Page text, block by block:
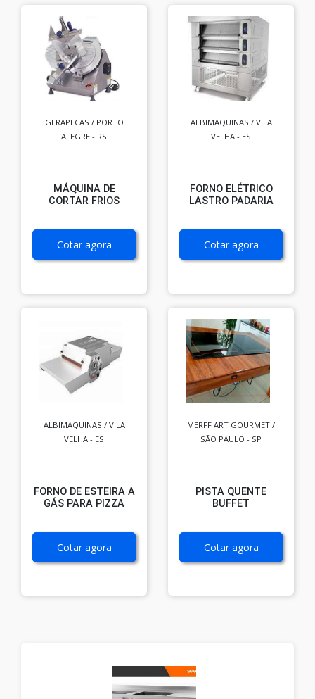
GERAPECAS / PORTO
ALEGRE - RS
MÁQUINA DE
CORTAR FRIOS
Cotar agora
ALBIMAQUINAS / VILA
VELHA - ES
FORNO ELÉTRICO
LASTRO PADARIA
Cotar agora
ALBIMAQUINAS / VILA
VELHA - ES
FORNO DE ESTEIRA A
GÁS PARA PIZZA
Cotar agora
MERFF ART GOURMET /
SÃO PAULO - SP
PISTA QUENTE
BUFFET
Cotar agora